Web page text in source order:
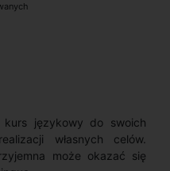
językowy do swoich
własnych celów.
może okazać się